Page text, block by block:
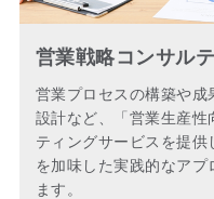
営業戦略コンサル
営業プロセスの構築や
設計など、「営業生産
ティングサービスを提
を加味した実践的なアプ
ます。